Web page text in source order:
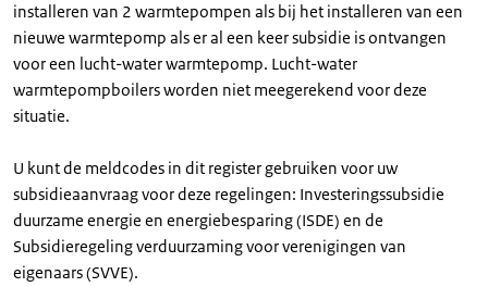
installeren van 2 warmtepompen als bij het installeren van een
nieuwe warmtepomp als er al een keer subsidie is ontvangen
voor een lucht-water warmtepomp. Lucht-water
warmtepompboilers worden niet meegerekend voor deze
situatie.
U kunt de meldcodes in dit register gebruiken voor uw
subsidieaanvraag voor deze regelingen: Investeringssubsidie
duurzame energie en energiebesparing (ISDE) en de
Subsidieregeling verduurzaming voor verenigingen van
eigenaars (SVVE).